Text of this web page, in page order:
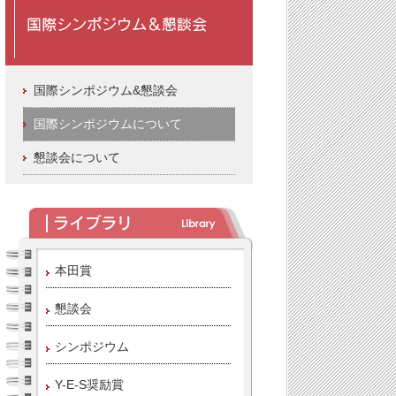
国際シンポジウム&懇談会
国際シンポジウムについて
懇談会について
本田賞
懇談会
シンポジウム
Y-E-S奨励賞